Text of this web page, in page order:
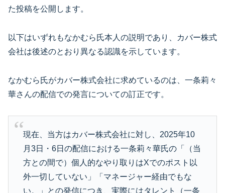
た投稿を公開します。
以下はいずれもなかむら氏本人の説明であり、カバー株式
会社は後述のとおり異なる認識を示しています。
なかむら氏がカバー株式会社に求めているのは、一条莉々
華さんの配信での発言についての訂正です。
現在、当方はカバー株式会社に対し、2025年10
月3日・6日の配信における一条莉々華氏の「（当
方との間で）個人的なやり取りはXでのポスト以
外一切していない」「マネージャー経由でもな
い。」との発信につき、実際にはタレント（一条